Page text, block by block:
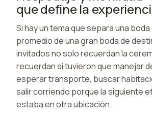
que define la
Si hay un tema que separa una
promedio de una gran boda de
invitados no solo recuerdan la
recuerdan si tuvieron que manejar
esperar transporte, buscar
salir corriendo porque la siguiente
estaba en otra ubicación.